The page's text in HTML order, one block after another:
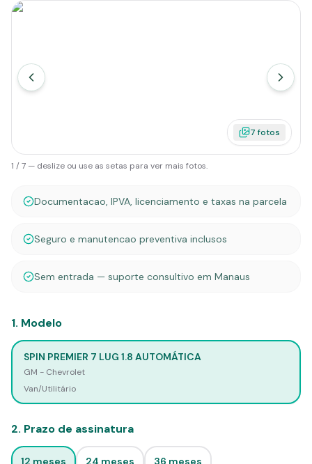
7 fotos
1 /7 — deslize ou use as setas para ver mais fotos.
Documentacao, IPVA, licenciamento e taxas na parcela
Seguro e manutencao preventiva inclusos
Sem entrada — suporte consultivo em Manaus
1. Modelo
SPIN PREMIER 7 LUG 1.8 AUTOMÁTICA
GM - Chevrolet
Van/Utilitário
2. Prazo de assinatura
12 meses 24 meses 36 meses